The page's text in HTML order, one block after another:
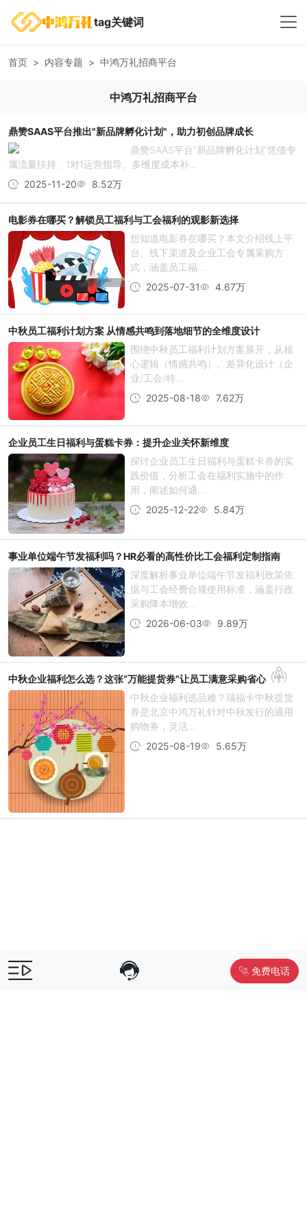
tag关键词
首页 内容专题 中鸿万礼招商平台
中鸿万礼招商平台
鼎赞SAAS平台推出"新品牌孵化计划"，助力初创品牌成长
鼎赞SAAS平台“新品牌孵化计划”凭借专
属流量扶持、1对1运营指导、多维度成本补...
2025-11-20
8.52万
电影券在哪买？解锁员工福利与工会福利的观影新选择
想知道电影券在哪买？本文介绍线上平
台、线下渠道及企业工会专属采购方
式，涵盖员工福...
2025-07-31
4.67万
中秋员工福利计划方案 从情感共鸣到落地细节的全维度设计
围绕中秋员工福利计划方案展开，从核
心逻辑（情感共鸣）、差异化设计（企
业/工会/特...
2025-08-18
7.62万
企业员工生日福利与蛋糕卡券：提升企业关怀新维度
探讨企业员工生日福利与蛋糕卡券的实
践价值，分析工会在福利实施中的作
用，阐述如何通...
2025-12-22
5.84万
事业单位端午节发福利吗？HR必看的高性价比工会福利定制指南
深度解析事业单位端午节发福利政策依
据与工会经费合规使用标准，涵盖行政
采购降本增效...
2026-06-03
9.89万
中秋企业福利怎么选？这张“万能提货券”让员工满意采购省心
中秋企业福利选品难？瑞福卡中秋提货
券是北京中鸿万礼针对中秋发行的通用
购物券，灵活...
2025-08-19
5.65万
免费电话